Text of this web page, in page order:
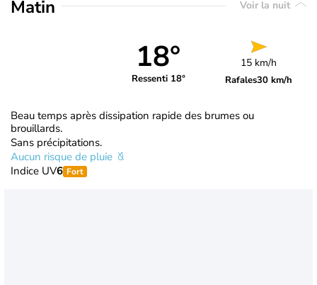
Matin Voir la nuit
18°
Ressenti 18°
15 km/h
Rafales30 km/h
Beau temps après dissipation rapide des brumes ou
brouillards.
Sans précipitations.
Aucun risque de pluie
Indice UV6 Fort